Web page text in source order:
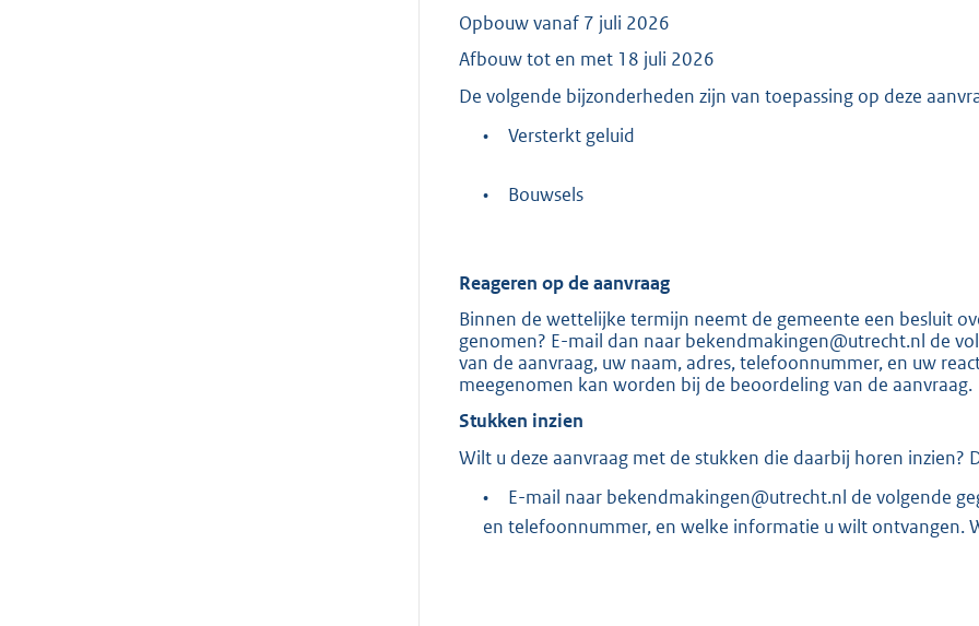
Opbouw vanaf 7 juli 2026
Afbouw tot en met 18 juli 2026
De volgende bijzonderheden zijn van toepassing op deze
•
Versterkt geluid
• Bouwsels
Reageren op de aanvraag
Binnen de wettelijke termijn neemt de gemeente een besluit
genomen? E-mail dan naar bekendmakingen@utrecht.nl de
van de aanvraag, uw naam, adres, telefoonnummer, en uw
meegenomen kan worden bij de beoordeling van de aanvraag.
Stukken inzien
Wilt u deze aanvraag met de stukken die daarbij horen inzien?
•
E-mail naar bekendmakingen@utrecht.nl de volgende
en telefoonnummer, en welke informatie u wilt ontvangen.